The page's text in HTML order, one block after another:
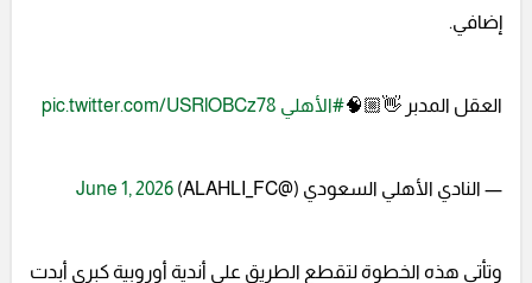
إضافي.
العقل المدبر 👋🏼🧠#الأهلي pic.twitter.com/USRlOBCz78
— النادي الأهلي السعودي (@ALAHLI_FC) June 1, 2026
وتأتي هذه الخطوة لتقطع الطريق على أندية أوروبية كبرى أبدت